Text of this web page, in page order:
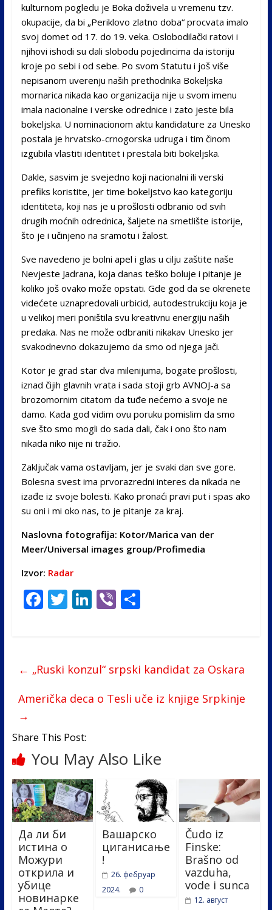
kulturnom pogledu je Boka doživela u vremenu tzv.
okupacije, da bi „Periklovo zlatno doba“ procvata imalo
svoj domet od 17. do 19. veka. Oslobodilački ratovi i
njihovi ishodi su dali slobodu pojedincima da istoriju
kroje po sebi i od sebe. Po svom Statutu i još više
nepisanom uverenju naših prethodnika Bokeljska
mornarica nikada kao organizacija nije u svom imenu
imala nacionalne i verske odrednice i zato jeste bila
bokeljska. U nominacionom aktu kandidature za Unesko
postala je hrvatsko-crnogorska udruga i tim činom
izgubila vlastiti identitet i prestala biti bokeljska.
Dakle, sasvim je svejedno koji nacionalni ili verski
prefiks koristite, jer time bokeljstvo kao kategoriju
identiteta, koji nas je u prošlosti odbranio od svih
drugih moćnih odrednica, šaljete na smetlište istorije,
što je i učinjeno na sramotu i žalost.
Sve navedeno je bolni apel i glas u cilju zaštite naše
Nevjeste Jadrana, koja danas teško boluje i pitanje je
koliko još ovako može opstati. Gde god da se okrenete
videćete uznapredovali urbicid, autodestrukciju koja je
u velikoj meri poništila svu kreativnu energiju naših
predaka. Nas ne može odbraniti nikakav Unesko jer
svakodnevno dokazujemo da smo od njega jači.
Kotor je grad star dva milenijuma, bogate prošlosti,
iznad čijih glavnih vrata i sada stoji grb AVNOJ-a sa
brozomornim citatom da tuđe nećemo a svoje ne
damo. Kada god vidim ovu poruku pomislim da smo
sve što smo mogli do sada dali, čak i ono što nam
nikada niko nije ni tražio.
Zaključak vama ostavljam, jer je svaki dan sve gore.
Bolesna svest ima prvorazredni interes da nikada ne
izađe iz svoje bolesti. Kako pronaći pravi put i spas ako
su oni i mi oko nas, to je pitanje za kraj.
Naslovna fotografija: Kotor/Marica van der
Meer/Universal images group/Profimedia
Izvor: Radar
F
o
o
T Li
dI
n
Vi S
← „Ruski konzul“ srpski kandidat za Oskara
Američka deca o Tesli uče iz knjige Srpkinje
→
Share This Post:
You May Also Like
Да ли би
истина о
Можури
открила и
убице
новинарке
Вашарско
циганисање
!
26. фебруар
2024.
0
Čudo iz
Finske:
Brašno od
vazduha,
vode i sunca
12. август